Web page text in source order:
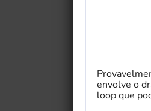
envolve o
loop que